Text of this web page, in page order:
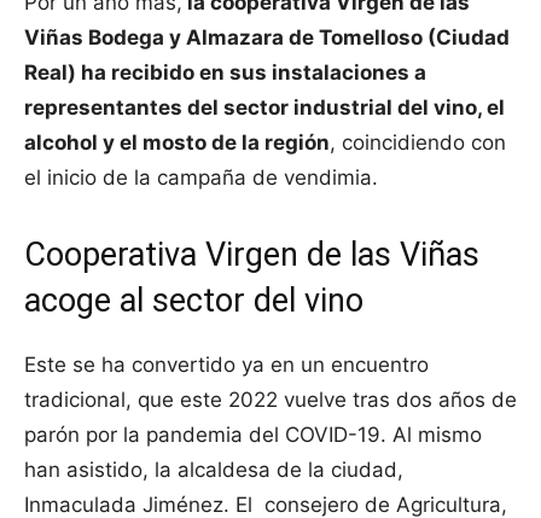
Viñas Bodega y Almazara de Tomelloso (Ciudad
Real) ha recibido en sus instalaciones a
representantes del sector industrial del vino, el
alcohol y el mosto de la región, coincidiendo con
el inicio de la campaña de vendimia.
Cooperativa Virgen de las Viñas
acoge al sector del vino
Este se ha convertido ya en un encuentro
tradicional, que este 2022 vuelve tras dos años de
parón por la pandemia del COVID-19. Al mismo
han asistido, la alcaldesa de la ciudad,
Inmaculada Jiménez. El consejero de Agricultura,